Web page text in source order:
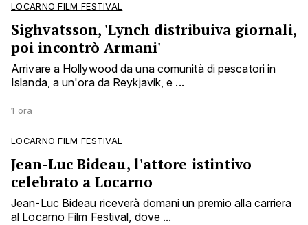
LOCARNO FILM FESTIVAL
Sighvatsson, 'Lynch distribuiva giornali,
poi incontrò Armani'
Arrivare a Hollywood da una comunità di pescatori in
Islanda, a un'ora da Reykjavik, e ...
1 ora
LOCARNO FILM FESTIVAL
Jean-Luc Bideau, l'attore istintivo
celebrato a Locarno
Jean-Luc Bideau riceverà domani un premio alla carriera
al Locarno Film Festival, dove ...